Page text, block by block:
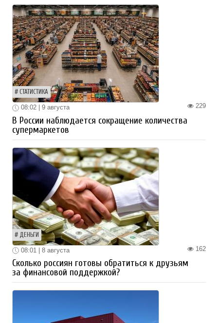
СТАТИСТИКА
229
08:02 | 9 августа
В России наблюдается сокращение количества
супермаркетов
ДЕНЬГИ
162
08:01 | 8 августа
Сколько россиян готовы обратиться к друзьям
за финансовой поддержкой?